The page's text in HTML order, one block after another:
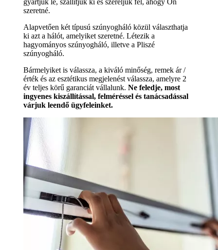
szeretné.
Alapvetően két típusú szúnyogháló közül választhatja
ki azt a hálót, amelyiket szeretné. Létezik a
hagyományos szúnyogháló, illetve a Pliszé
szúnyogháló.
Bármelyiket is válassza, a kiváló minőség, remek ár /
érték és az esztétikus megjelenést válassza, amelyre 2
év teljes körű garanciát vállalunk. Ne feledje, most
ingyenes kiszállítással, felméréssel és tanácsadással
várjuk leendő ügyfeleinket.